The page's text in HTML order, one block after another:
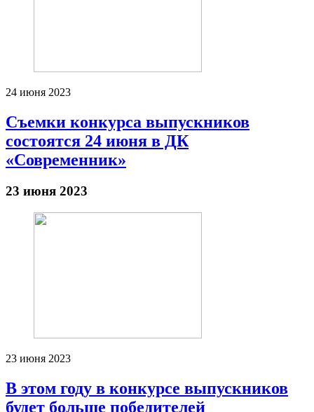
24 июня 2023
Съемки конкурса выпускников
состоятся 24 июня в ДК
«Современник»
23 июня 2023
23 июня 2023
В этом году в конкурсе выпускников
будет больше победителей